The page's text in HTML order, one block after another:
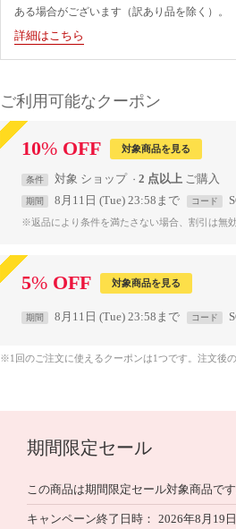
ある場合がございます（訳あり品を除く）。
詳細はこちら
ご利用可能なクーポン
10% OFF 対象商品を見る
条件 対象 ショップ 2 点以上
期間 8月11日 (Tue) 23:58まで コード
※返品により条件を満たさない場合、割引は無
5% OFF 対象商品を見る
期間 8月11日 (Tue) 23:58まで コード
※1回のご注文に使えるクーポンは1つです。注文後の
期間限定セール
この商品は期間限定セール対象商品です
キャンペーン終了日時 2026年8月19